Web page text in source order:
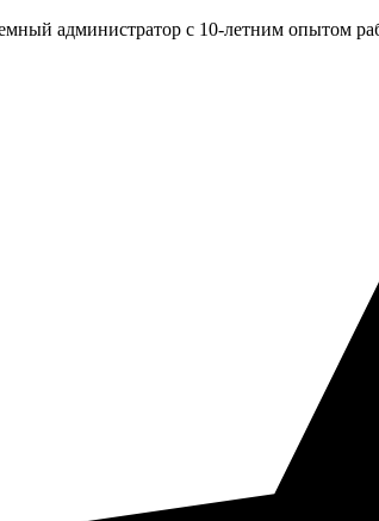
администратор с 10‑летним опытом